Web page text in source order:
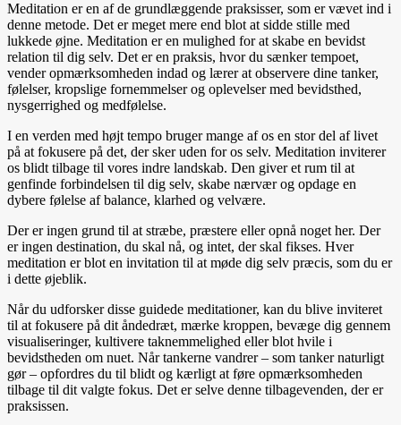
Meditation er en af de grundlæggende praksisser, som er vævet ind i
denne metode. Det er meget mere end blot at sidde stille med
lukkede øjne. Meditation er en mulighed for at skabe en bevidst
relation til dig selv. Det er en praksis, hvor du sænker tempoet,
vender opmærksomheden indad og lærer at observere dine tanker,
følelser, kropslige fornemmelser og oplevelser med bevidsthed,
nysgerrighed og medfølelse.
I en verden med højt tempo bruger mange af os en stor del af livet
på at fokusere på det, der sker uden for os selv. Meditation inviterer
os blidt tilbage til vores indre landskab. Den giver et rum til at
genfinde forbindelsen til dig selv, skabe nærvær og opdage en
dybere følelse af balance, klarhed og velvære.
Der er ingen grund til at stræbe, præstere eller opnå noget her. Der
er ingen destination, du skal nå, og intet, der skal fikses. Hver
meditation er blot en invitation til at møde dig selv præcis, som du er
i dette øjeblik.
Når du udforsker disse guidede meditationer, kan du blive inviteret
til at fokusere på dit åndedræt, mærke kroppen, bevæge dig gennem
visualiseringer, kultivere taknemmelighed eller blot hvile i
bevidstheden om nuet. Når tankerne vandrer – som tanker naturligt
gør – opfordres du til blidt og kærligt at føre opmærksomheden
tilbage til dit valgte fokus. Det er selve denne tilbagevenden, der er
praksissen.